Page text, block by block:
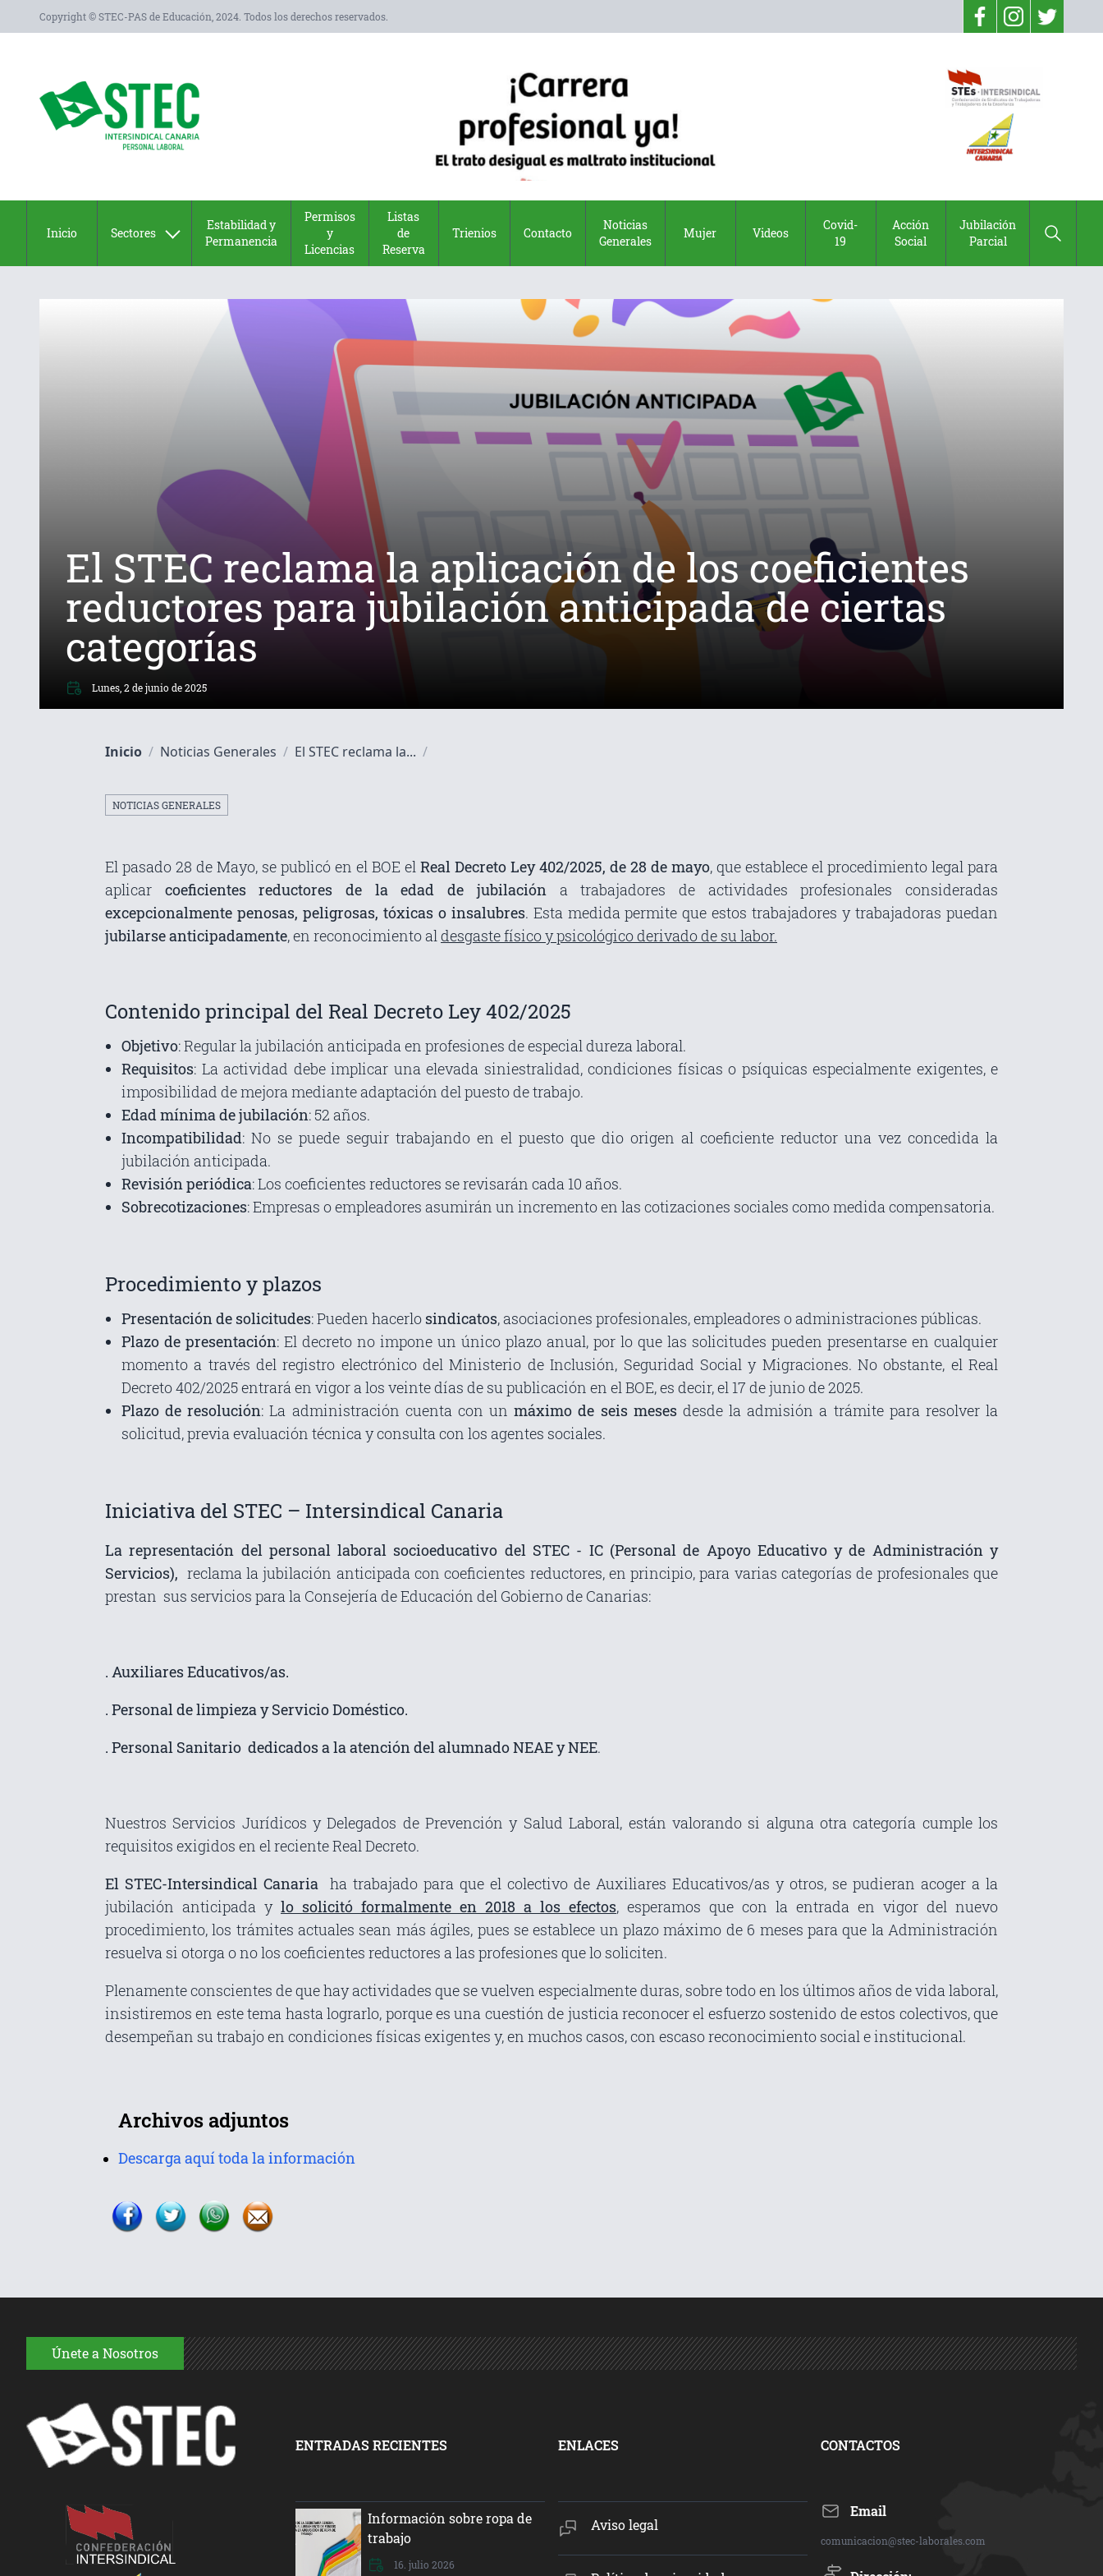
Copyright © STEC-PAS de Educación, 2024. Todos los derechos reservados.
Inicio Sectores
Estabilidad y
Permanencia
Permisos
y
Licencias
Listas
de
Reserva
Trienios Contacto
Noticias
Generales
Mujer Videos
Covid-
19
Acción
Social
Jubilación
Parcial
El STEC reclama la aplicación de los coeficientes
reductores para jubilación anticipada de ciertas
categorías
Lunes, 2 de junio de 2025
Inicio / Noticias Generales / El STEC reclama la... /
NOTICIAS GENERALES
El pasado 28 de Mayo, se publicó en el BOE el Real Decreto Ley 402/2025, de 28 de mayo, que establece el procedimiento legal para
aplicar coeficientes reductores de la edad de jubilacióna trabajadores de actividades profesionales consideradas
excepcionalmente penosas, peligrosas, tóxicas o insalubres. Esta medida permite que estos trabajadores y trabajadoras puedan
jubilarse anticipadamente, en reconocimiento aldesgaste físico y psicológico derivado de su labor.
Contenido principal del Real Decreto Ley 402/2025
Objetivo: Regular la jubilación anticipada en profesiones de especial dureza laboral.
Requisitos: La actividad debe implicar una elevada siniestralidad, condiciones físicas o psíquicas especialmente exigentes, e
imposibilidad de mejora mediante adaptación del puesto de trabajo.
Edad mínima de jubilación: 52 años.
Incompatibilidad: No se puede seguir trabajando en el puesto que dio origen al coeficiente reductor una vez concedida la
jubilación anticipada.
Revisión periódica: Los coeficientes reductores se revisarán cada 10 años.
Sobrecotizaciones: Empresas o empleadores asumirán un incremento en las cotizaciones sociales como medida compensatoria.
Procedimiento y plazos
Presentación de solicitudes: Pueden hacerlo sindicatos, asociaciones profesionales, empleadores o administraciones públicas.
Plazo de presentación: El decreto no impone un único plazo anual, por lo que las solicitudes pueden presentarse en cualquier
momento a través del registro electrónico del Ministerio de Inclusión, Seguridad Social y Migraciones. No obstante, el Real
Decreto 402/2025 entrará en vigor a los veinte días de su publicación en el BOE, es decir, el 17 de junio de 2025.
Plazo de resolución: La administración cuenta con unmáximo de seis mesesdesde la admisión a trámite para resolver la
solicitud, previa evaluación técnica y consulta con los agentes sociales.
Iniciativa del STEC – Intersindical Canaria
La representación del personal laboral socioeducativo del STEC - IC (Personal de Apoyo Educativo y de Administración y
Servicios), reclama la jubilación anticipada con coeficientes reductores, en principio, para varias categorías de profesionales que
prestan sus servicios para la Consejería de Educación del Gobierno de Canarias:
. Auxiliares Educativos/as.
. Personal de limpieza y Servicio Doméstico.
. Personal Sanitario dedicados a la atención del alumnado NEAE y NEE.
Nuestros Servicios Jurídicos y Delegados de Prevención y Salud Laboral, están valorando si alguna otra categoría cumple los
requisitos exigidos en el reciente Real Decreto.
El STEC-Intersindical Canaria ha trabajado para que el colectivo de Auxiliares Educativos/as y otros, se pudieran acoger a la
jubilación anticipada y lo solicitó formalmente en 2018 a los efectos, esperamos que con la entrada en vigor del nuevo
procedimiento, los trámites actuales sean más ágiles, pues se establece un plazo máximo de 6 meses para que la Administración
resuelva si otorga o no los coeficientes reductores a las profesiones que lo soliciten.
Plenamente conscientes de que hay actividades que se vuelven especialmente duras, sobre todo en los últimos años de vida laboral,
insistiremos en este tema hasta lograrlo, porque es una cuestión de justicia reconocer el esfuerzo sostenido de estos colectivos, que
desempeñan su trabajo en condiciones físicas exigentes y, en muchos casos, con escaso reconocimiento social e institucional.
Archivos adjuntos
Descarga aquí toda la información
Únete a Nosotros
ENTRADAS RECIENTES
Información sobre ropa de
trabajo
16. julio 2026
ENLACES
Aviso legal
CONTACTOS
Email
comunicacion@stec-laborales.com